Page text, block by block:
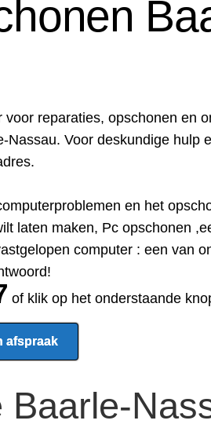
reparaties, opschonen en
Voor deskundige hulp
en het
laten maken, Pc opschonen
computer : een van
of klik op het onderstaande
afspraak
Baarle-